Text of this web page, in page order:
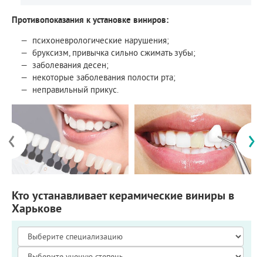
Противопоказания к установке виниров:
психоневрологические нарушения;
бруксизм, привычка сильно сжимать зубы;
заболевания десен;
некоторые заболевания полости рта;
неправильный прикус.
‹ ›
Кто устанавливает керамические виниры в
Харькове